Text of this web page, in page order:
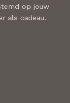
op jouw
als cadeau.